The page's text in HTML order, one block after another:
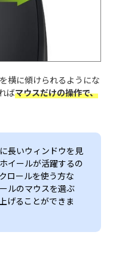
横に傾けられるようにな
ばマウスだけの操作で、
長いウィンドウを見
イールが活躍するの
ロールを使う方な
ルのマウスを選ぶ
げることができま